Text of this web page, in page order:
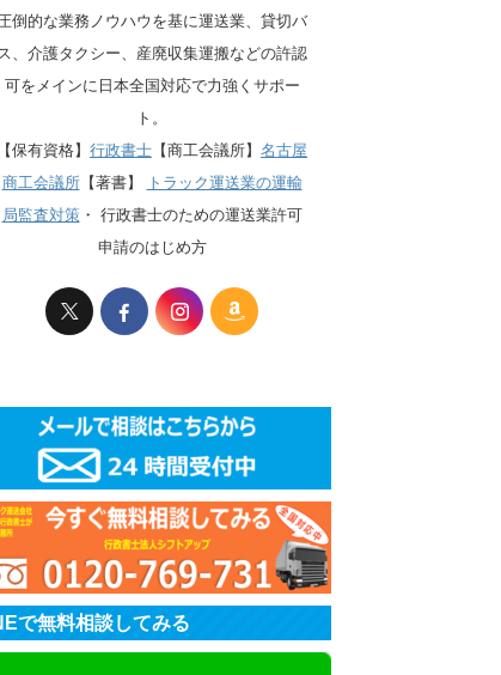
倒的な業務ノウハウを基に運送業、貸切バ
、介護タクシー、産廃収集運搬などの許認
可をメインに日本全国対応で力強くサポー
ト。
【保有資格】 行政書士 【商工会議所】 名古屋
商工会議所【著書】
トラック運送業の運輸
局監査対策・ 行政書士のための運送業許可
申請のはじめ方
で無料相談してみる